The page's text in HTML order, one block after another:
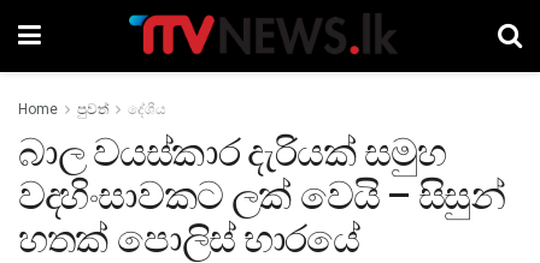
Home පුවත් දේශීය
බාල වයස්කාර දැරියක් සමුහ
වදහිංසාවකට ලක් වෙයි – සිසුන්
හතක් පොලිස් භාරයේ